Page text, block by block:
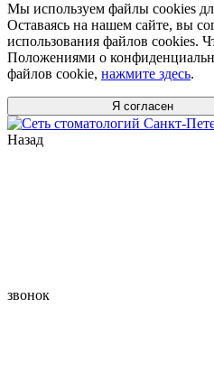
Мы используем файлы cookies
Оставаясь на нашем сайте, вы
использования файлов cookies.
Положениями о
файлов cookie, нажмите здесь.
Я согласен
Назад
звонок